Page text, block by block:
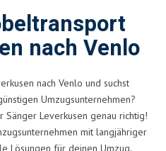
nach Venlo
nach Venlo und suchst
Umzugsunternehmen?
Sänger Leverkusen genau richtig!
mit langjähriger
Lösungen für deinen Umzug.